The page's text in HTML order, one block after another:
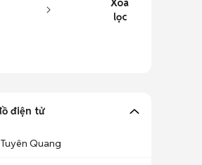
Xoá
lọc
điện tử
Quang